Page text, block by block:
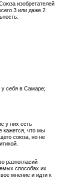
изобретателей
3 или даже 2
у себя в Самаре;
у них есть
кажется, что мы
союза, но не
разногласий
способах их
мнение и идти к